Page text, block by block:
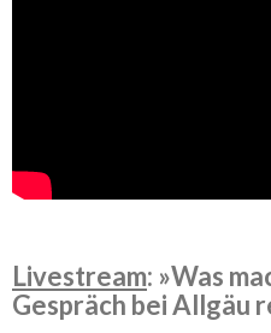
Livestream: »Was
Gespräch bei Allgäu